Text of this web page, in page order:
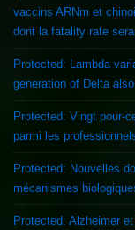
vaccins ARNm et
dont la fatality rate
Protected: Lambda
generation of Delta
Protected: Vingt pour-
Protected: Nouvelles
Protected: Alzheimer